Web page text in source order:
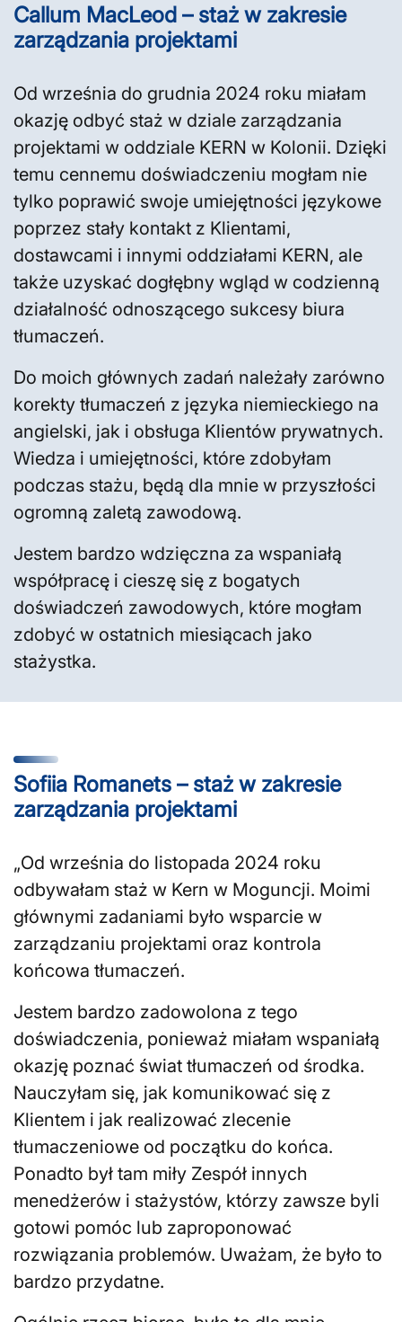
Callum MacLeod – staż w zakresie
zarządzania projektami
Od września do grudnia 2024 roku miałam
okazję odbyć staż w dziale zarządzania
projektami w oddziale KERN w Kolonii. Dzięki
temu cennemu doświadczeniu mogłam nie
tylko poprawić swoje umiejętności językowe
poprzez stały kontakt z Klientami,
dostawcami i innymi oddziałami KERN, ale
także uzyskać dogłębny wgląd w codzienną
działalność odnoszącego sukcesy biura
tłumaczeń.
Do moich głównych zadań należały zarówno
korekty tłumaczeń z języka niemieckiego na
angielski, jak i obsługa Klientów prywatnych.
Wiedza i umiejętności, które zdobyłam
podczas stażu, będą dla mnie w przyszłości
ogromną zaletą zawodową.
Jestem bardzo wdzięczna za wspaniałą
współpracę i cieszę się z bogatych
doświadczeń zawodowych, które mogłam
zdobyć w ostatnich miesiącach jako
stażystka.
Sofiia Romanets – staż w zakresie
zarządzania projektami
„Od września do listopada 2024 roku
odbywałam staż w Kern w Moguncji. Moimi
głównymi zadaniami było wsparcie w
zarządzaniu projektami oraz kontrola
końcowa tłumaczeń.
Jestem bardzo zadowolona z tego
doświadczenia, ponieważ miałam wspaniałą
okazję poznać świat tłumaczeń od środka.
Nauczyłam się, jak komunikować się z
Klientem i jak realizować zlecenie
tłumaczeniowe od początku do końca.
Ponadto był tam miły Zespół innych
menedżerów i stażystów, którzy zawsze byli
gotowi pomóc lub zaproponować
rozwiązania problemów. Uważam, że było to
bardzo przydatne.